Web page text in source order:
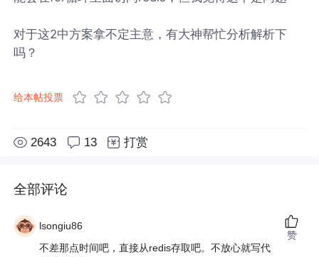
对于这2中方案拿不定主意，有大神帮忙分析解析下
吗？
给本帖投票
2643 13 打赏
全部评论
lsongiu86
不差那点时间吧，直接从redis存取吧。不放心就写代
赞